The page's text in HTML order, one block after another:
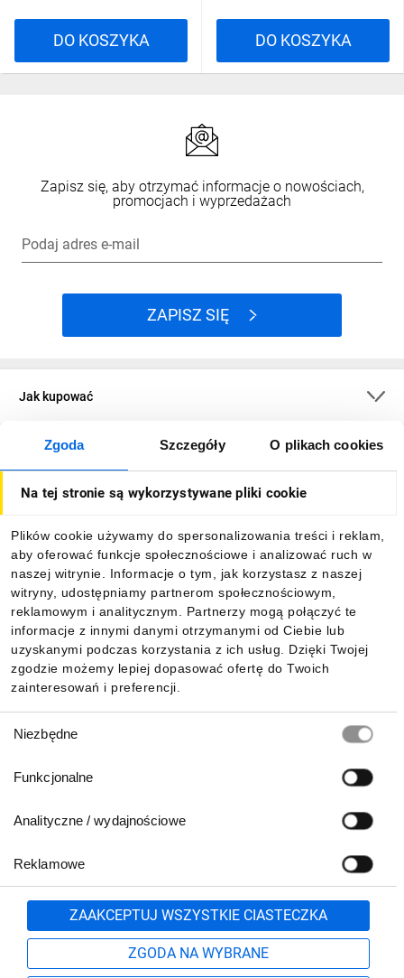
Zgoda Szczegóły O plikach cookies
Na tej stronie są wykorzystywane pliki cookie
Plików cookie używamy do spersonalizowania treści i reklam,
aby oferować funkcje społecznościowe i analizować ruch w
naszej witrynie. Informacje o tym, jak korzystasz z naszej
witryny, udostępniamy partnerom społecznościowym,
reklamowym i analitycznym. Partnerzy mogą połączyć te
informacje z innymi danymi otrzymanymi od Ciebie lub
uzyskanymi podczas korzystania z ich usług. Dzięki Twojej
zgodzie możemy lepiej dopasować ofertę do Twoich
zainteresowań i preferencji.
zgody
Niezbędne
Funkcjonalne
Analityczne / wydajnościowe
Reklamowe
ZAAKCEPTUJ WSZYSTKIE CIASTECZKA
ZGODA NA WYBRANE
DO KOSZYKA DO KOSZYKA
Zapisz się, aby otrzymać informacje o nowościach,
promocjach i wyprzedażach
Podaj adres e-mail
ZAPISZ SIĘ
Jak kupować
O firmie
Informacje
Pobierz naszą aplikację mobilną:
801 500 700 lub
71 37 61 600
Formularz kontaktowy